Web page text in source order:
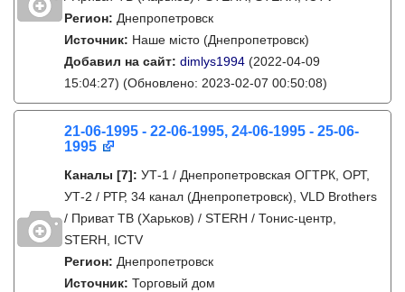
Регион: Днепропетровск
Источник: Наше місто (Днепропетровск)
Добавил на сайт: dimlys1994 (2022-04-09
15:04:27) (Обновлено: 2023-02-07 00:50:08)
21-06-1995 - 22-06-1995, 24-06-1995 - 25-06-
1995
Каналы [7]: УТ-1 / Днепропетровская ОГТРК, ОРТ,
УТ-2 / РТР, 34 канал (Днепропетровск), VLD Brothers
/ Приват ТВ (Харьков) / STERH / Тонис-центр,
STERH, ICTV
Регион: Днепропетровск
Источник: Торговый дом